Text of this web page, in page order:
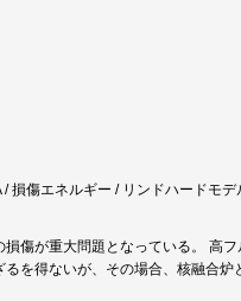
損傷エネルギー / リンドハードモデ
傷が重大問題となっている。 高
を得ないが、その場合、核融合炉